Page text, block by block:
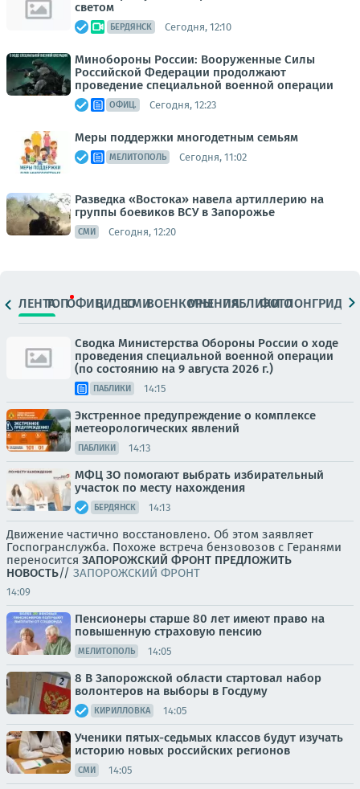
светом
БЕРДЯНСК Сегодня, 12:10
Минобороны России: Вооруженные Силы
Российской Федерации продолжают
проведение специальной военной операции
ОФИЦ. Сегодня, 12:23
Меры поддержки многодетным семьям
МЕЛИТОПОЛЬ Сегодня, 11:02
Разведка «Востока» навела артиллерию на
группы боевиков ВСУ в Запорожье
СМИ Сегодня, 12:20
ЛЕНТАТОПОФИЦ.ВИДЕОСМИВОЕНКОРЫМНЕНИЯПАБЛИКИ
ФОТОЛОНГРИДЫ
Сводка Министерства Обороны России о ходе
проведения специальной военной операции
(по состоянию на 9 августа 2026 г.)
ПАБЛИКИ 14:15
Экстренное предупреждение о комплексе
метеорологических явлений
ПАБЛИКИ 14:13
МФЦ ЗО помогают выбрать избирательный
участок по месту нахождения
БЕРДЯНСК 14:13
Движение частично восстановлено. Об этом заявляет
Госпогранслужба. Похоже встреча бензовозов с Геранями
переносится ЗАПОРОЖСКИЙ ФРОНТ ПРЕДЛОЖИТЬ
НОВОСТЬ// ЗАПОРОЖСКИЙ ФРОНТ
14:09
Пенсионеры старше 80 лет имеют право на
повышенную страховую пенсию
МЕЛИТОПОЛЬ 14:05
8 В Запорожской области стартовал набор
волонтеров на выборы в Госдуму
КИРИЛЛОВКА 14:05
Ученики пятых-седьмых классов будут изучать
историю новых российских регионов
СМИ 14:05